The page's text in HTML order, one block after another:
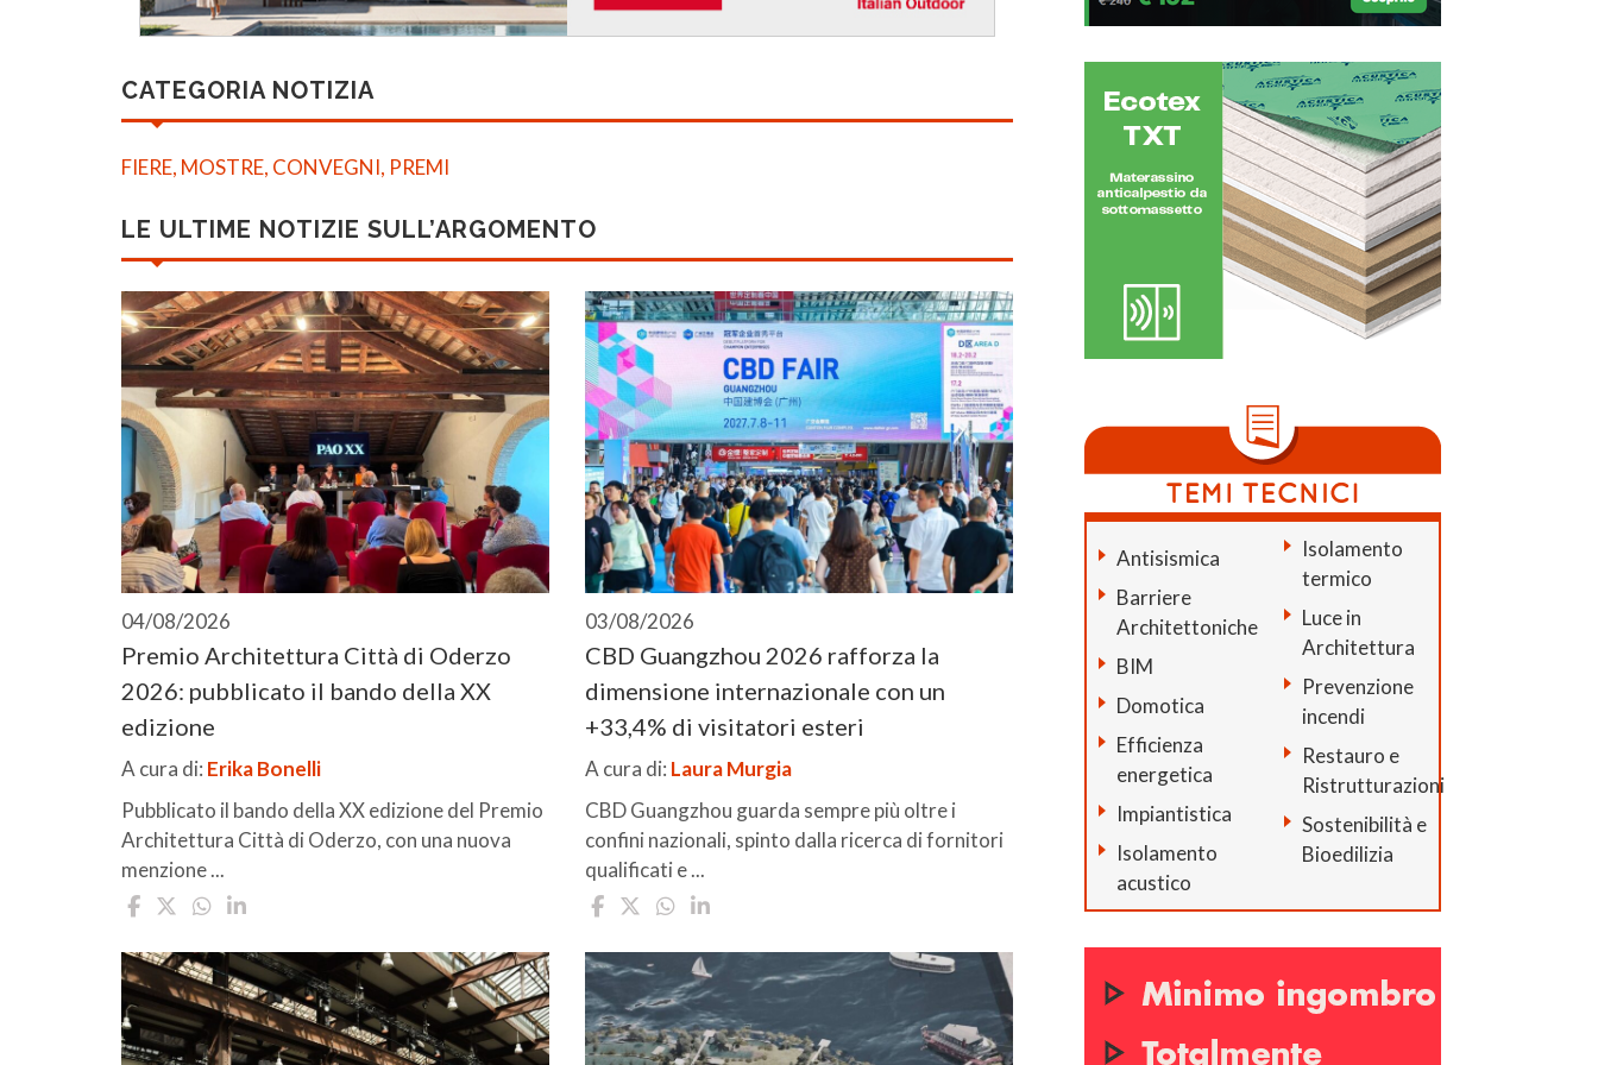
CATEGORIA NOTIZIA
FIERE, MOSTRE, CONVEGNI, PREMI
LE ULTIME NOTIZIE SULL’ARGOMENTO
04/08/2026
Premio Architettura Città di Oderzo
2026: pubblicato il bando della XX
edizione
A cura di: Erika Bonelli
Pubblicato il bando della XX edizione del Premio
Architettura Città di Oderzo, con una nuova
menzione ...
03/08/2026
CBD Guangzhou 2026 rafforza la
dimensione internazionale con un
+33,4% di visitatori esteri
A cura di: Laura Murgia
CBD Guangzhou guarda sempre più oltre i
confini nazionali, spinto dalla ricerca di fornitori
qualificati e ...
Antisismica
Barriere
Architettoniche
BIM
Domotica
Efficienza
energetica
Impiantistica
Isolamento
acustico
Isolamento
termico
Luce in
Architettura
Prevenzione
incendi
Restauro e
Ristrutturazioni
Sostenibilità e
Bioedilizia